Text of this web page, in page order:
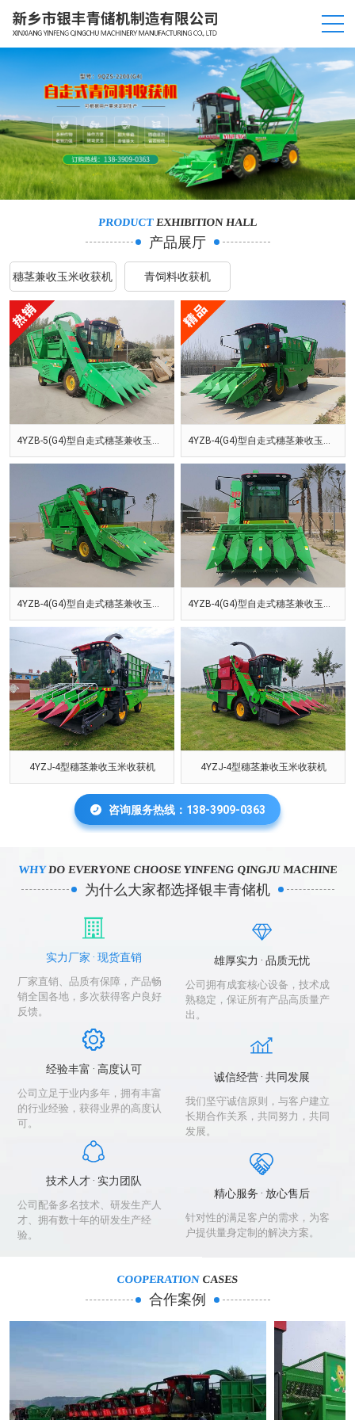
PRODUCTEXHIBITION HALL
产品展厅
穗茎兼收玉米收获机 青饲料收获机
4YZB-5(G4)型自走式穗茎兼收玉米收获机 4YZB-4(G4)型自走式穗茎兼收玉米收获机
4YZB-4(G4)型自走式穗茎兼收玉米收获机 4YZB-4(G4)型自走式穗茎兼收玉米收获机
4YZJ-4型穗茎兼收玉米收获机 4YZJ-4型穗茎兼收玉米收获机
咨询服务热线：138-3909-0363
WHYDO EVERYONE CHOOSE YINFENG QINGJU MACHINE
为什么大家都选择银丰青储机
实力厂家 · 现货直销
厂家直销、品质有保障，产品畅
销全国各地，多次获得客户良好
反馈。
经验丰富 · 高度认可
公司立足于业内多年，拥有丰富
的行业经验，获得业界的高度认
可。
技术人才 · 实力团队
公司配备多名技术、研发生产人
才、拥有数十年的研发生产经
验。
雄厚实力 · 品质无忧
公司拥有成套核心设备，技术成
熟稳定，保证所有产品高质量产
出。
诚信经营 · 共同发展
我们坚守诚信原则，与客户建立
长期合作关系，共同努力，共同
发展。
精心服务 · 放心售后
针对性的满足客户的需求，为客
户提供量身定制的解决方案。
COOPERATIONCASES
合作案例